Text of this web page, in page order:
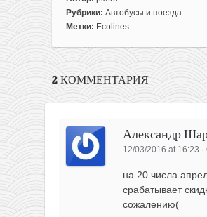
Рубрики: Автобусы и поезда
Метки: Ecolines
2 КОММЕНТАРИЯ
Александр
12/03/2016 at 16:23 ·
на 20 числа
срабатывает
сожалению(